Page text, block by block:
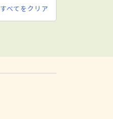
すべてをクリア